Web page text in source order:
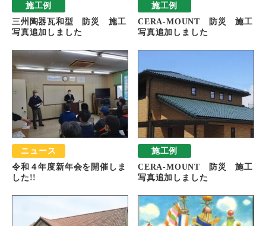
施工例
三州陶器瓦和型 防災 施工
写真追加しました
施工例
CERA-MOUNT 防災 施工
写真追加しました
ニュース
令和４年度新年会を開催しま
した!!
施工例
CERA-MOUNT 防災 施工
写真追加しました